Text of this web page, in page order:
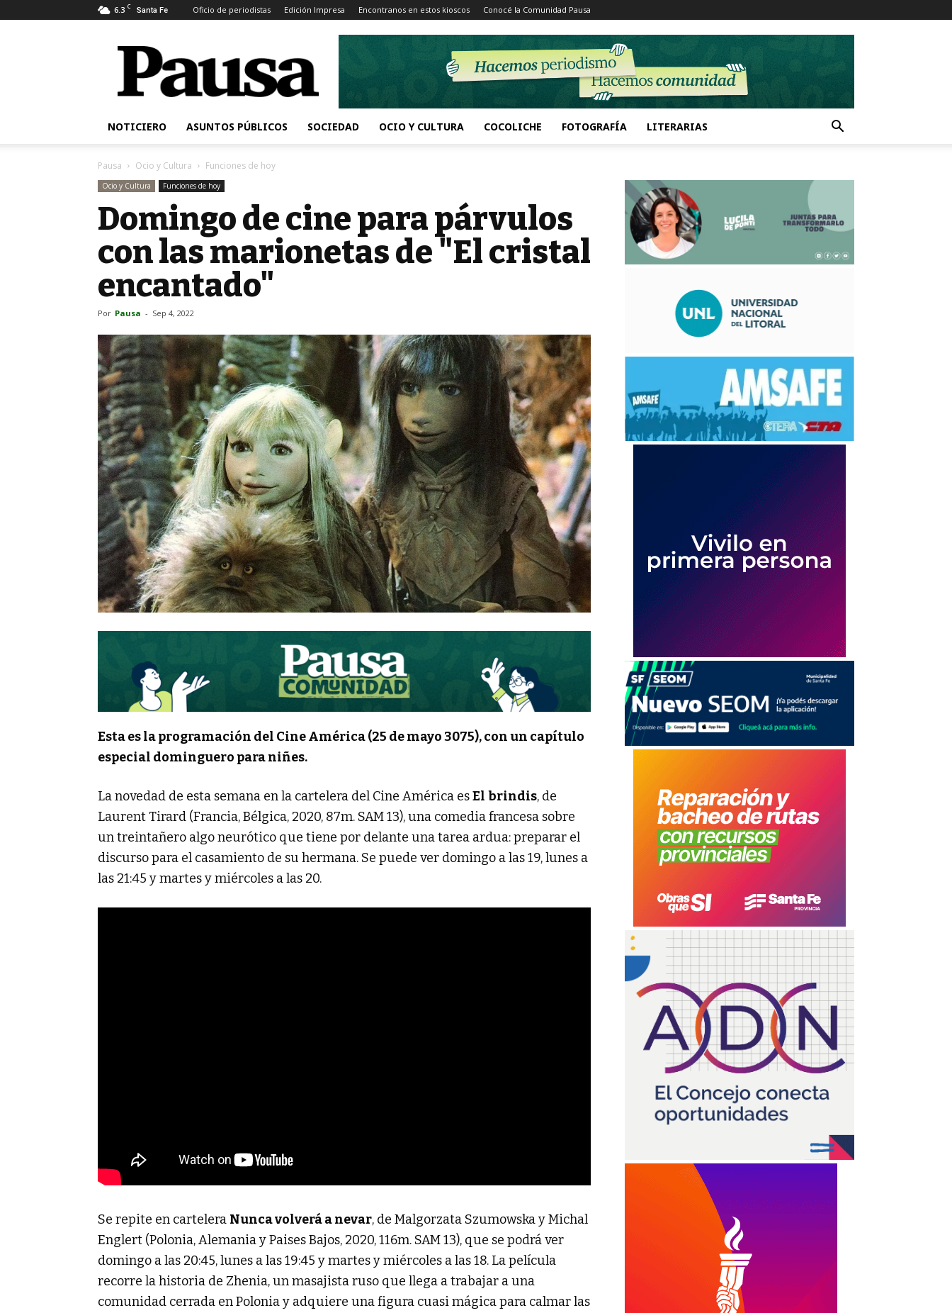
6.3 C Santa Fe Oficio de periodistas Edición Impresa Encontranos en estos kioscos Conocé la Comunidad Pausa
Pausa
NOTICIERO ASUNTOS PÚBLICOS SOCIEDAD OCIO Y CULTURA COCOLICHE FOTOGRAFÍA LITERARIAS
Pausa Ocio y Cultura Funciones de hoy
Ocio y Cultura Funciones de hoy
Domingo de cine para párvulos
con las marionetas de "El cristal
encantado"
Por Pausa - Sep 4, 2022
Esta es la programación del Cine América (25 de mayo 3075), con un capítulo
especial dominguero para niñes.
La novedad de esta semana en la cartelera del Cine América esEl brindis, de
Laurent Tirard (Francia, Bélgica, 2020, 87m. SAM 13), una comedia francesa sobre
un treintañero algo neurótico que tiene por delante una tarea ardua: preparar el
discurso para el casamiento de su hermana. Se puede ver domingo a las 19, lunes a
las 21:45 y martes y miércoles a las 20.
Se repite en cartelera Nunca volverá a nevar, de Malgorzata Szumowska y Michal
Englert (Polonia, Alemania y Paises Bajos, 2020, 116m. SAM 13), que se podrá ver
domingo a las 20:45, lunes a las 19:45 y martes y miércoles a las 18. La película
recorre la historia de Zhenia, un masajista ruso que llega a trabajar a una
comunidad cerrada en Polonia y adquiere una figura cuasi mágica para calmar las